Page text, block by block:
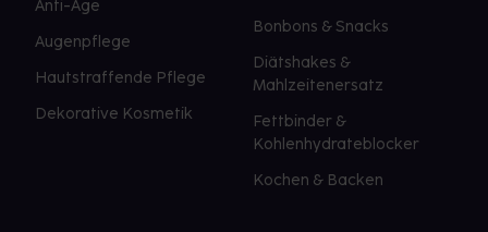
Anti-Age
Augenpflege
Hautstraffende Pflege
Dekorative Kosmetik
Bonbons & Snacks
Diätshakes &
Mahlzeitenersatz
Fettbinder &
Kohlenhydrateblocker
Kochen & Backen